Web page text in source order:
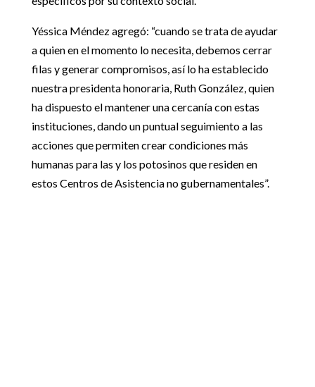
Yéssica Méndez agregó: “cuando se trata de ayudar
a quien en el momento lo necesita, debemos cerrar
filas y generar compromisos, así lo ha establecido
nuestra presidenta honoraria, Ruth González, quien
ha dispuesto el mantener una cercanía con estas
instituciones, dando un puntual seguimiento a las
acciones que permiten crear condiciones más
humanas para las y los potosinos que residen en
estos Centros de Asistencia no gubernamentales”.